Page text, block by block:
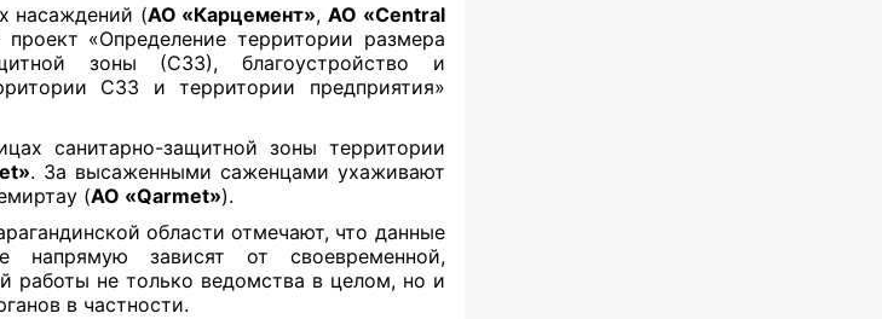
насаждений (АО «Карцемент»,АО «Central
проект «Определение территории размера
зоны (СЗЗ), благоустройство и
СЗЗ и территории предприятия»
санитарно-защитной зоны территории
. За высаженными саженцами ухаживают
(АО «Qarmet»).
области отмечают, что данные
зависят от своевременной,
работы не только ведомства в целом, но и
в частности.